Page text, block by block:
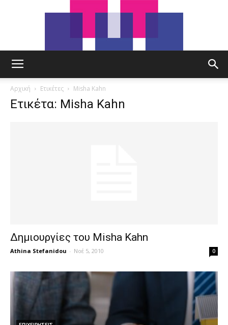
Αρχική Ετικέτες Misha Kahn
Ετικέτα: Misha Kahn
Δημιουργίες του Misha Kahn
Athina Stefanidou - Νοέ 5, 2010 0